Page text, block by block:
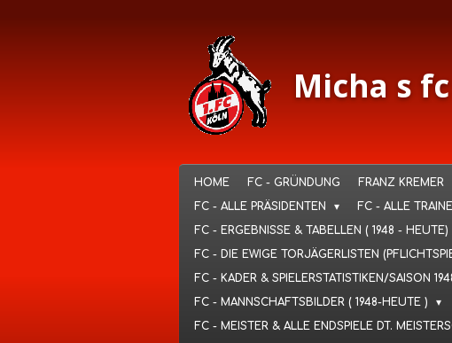
Micha s
HOME FC - GRÜNDUNG FRANZ KREMER
FC - ALLE PRÄSIDENTEN
FC - ALLE
FC - ERGEBNISSE & TABELLEN ( 1948 - HEUTE)
FC - DIE EWIGE TORJÄGERLISTEN
FC - KADER & SPIELERSTATISTIKEN/SAISON
FC - MANNSCHAFTSBILDER ( 1948-HEUTE )
FC - MEISTER & ALLE ENDSPIELE DT.